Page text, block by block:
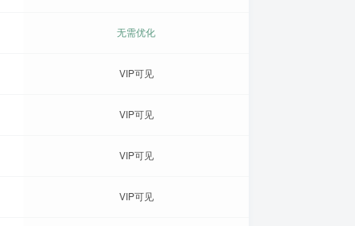
无需优化
VIP可见
VIP可见
VIP可见
VIP可见